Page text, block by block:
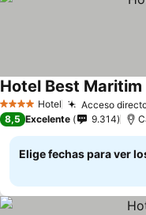
4 EstrellasHotel Acceso
Hotel Best Maritim
8,5 Excelente 9.314
Elige fechas para ver